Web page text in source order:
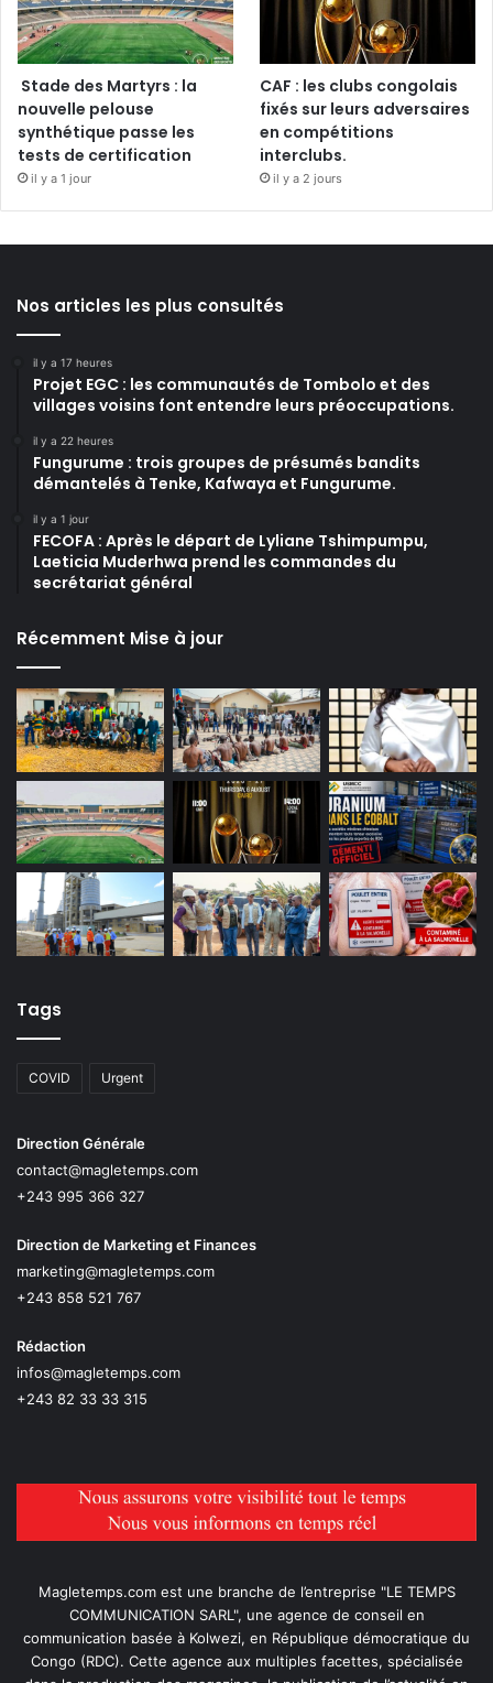
Stade des Martyrs : la
nouvelle pelouse
synthétique passe les
tests de certification
il y a 1 jour
CAF : les clubs congolais
fixés sur leurs adversaires
en compétitions
interclubs.
il y a 2 jours
Nos articles les plus consultés
il y a 17 heures
Projet EGC : les communautés de Tombolo et des
villages voisins font entendre leurs préoccupations.
il y a 22 heures
Fungurume : trois groupes de présumés bandits
démantelés à Tenke, Kafwaya et Fungurume.
il y a 1 jour
FECOFA : Après le départ de Lyliane Tshimpumpu,
Laeticia Muderhwa prend les commandes du
secrétariat général
Récemment Mise à jour
Tags
COVID Urgent
Direction Générale
contact@magletemps.com
+243 995 366 327
Direction de Marketing et Finances
marketing@magletemps.com
+243 858 521 767
Rédaction
infos@magletemps.com
+243 82 33 33 315
Magletemps.com est une branche de l’entreprise "LE TEMPS
COMMUNICATION SARL", une agence de conseil en
communication basée à Kolwezi, en République démocratique du
Congo (RDC). Cette agence aux multiples facettes, spécialisée